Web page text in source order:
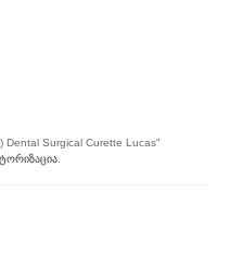
Surgical Curette Lucas“